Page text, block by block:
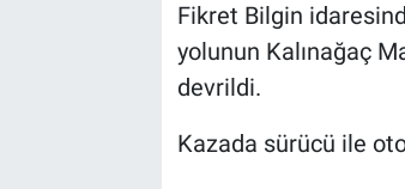
Fikret Bilgin
yolunun Kalınağaç
devrildi.
Kazada sürücü ile